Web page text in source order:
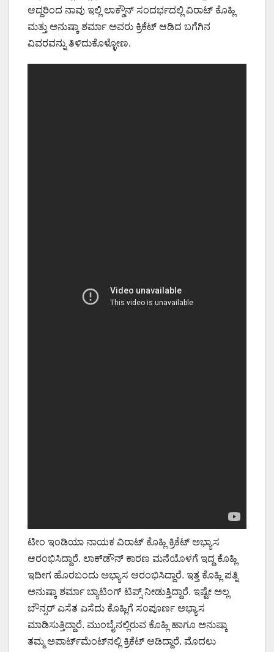
ಆದ್ದರಿಂದ ನಾವು ಇಲ್ಲಿ ಲಾಕ್ಡೌನ್ ಸಂದರ್ಭದಲ್ಲಿ ವಿರಾಟ್ ಕೊಹ್ಲಿ
ಮತ್ತು ಅನುಷ್ಕಾ ಶರ್ಮಾ ಅವರು ಕ್ರಿಕೆಟ್ ಆಡಿದ ಬಗೆಗಿನ
ವಿವರವನ್ನು ತಿಳಿದುಕೊಳ್ಳೋಣ.
ಟೀಂ ಇಂಡಿಯಾ ನಾಯಕ ವಿರಾಟ್ ಕೊಹ್ಲಿ ಕ್ರಿಕೆಟ್ ಅಭ್ಯಾಸ
ಆರಂಭಿಸಿದ್ದಾರೆ. ಲಾಕ್‌ಡೌನ್ ಕಾರಣ ಮನೆಯೊಳಗೆ ಇದ್ದ ಕೊಹ್ಲಿ
ಇದೀಗ ಹೊರಬಂದು ಅಭ್ಯಾಸ ಆರಂಭಿಸಿದ್ದಾರೆ. ಇತ್ತ ಕೊಹ್ಲಿ ಪತ್ನಿ
ಅನುಷ್ಕಾ ಶರ್ಮಾ ಬ್ಯಾಟಿಂಗ್ ಟಿಪ್ಸ್ ನೀಡುತ್ತಿದ್ದಾರೆ. ಇಷ್ಟೇ ಅಲ್ಲ
ಬೌನ್ಸರ್ ಎಸೆತ ಎಸೆದು ಕೊಹ್ಲಿಗೆ ಸಂಪೂರ್ಣ ಅಭ್ಯಾಸ
ಮಾಡಿಸುತ್ತಿದ್ದಾರೆ. ಮುಂಬೈನಲ್ಲಿರುವ ಕೊಹ್ಲಿ ಹಾಗೂ ಅನುಷ್ಕಾ
ತಮ್ಮ ಅಪಾರ್ಟ್‌ಮೆಂಟ್‌ನಲ್ಲಿ ಕ್ರಿಕೆಟ್ ಆಡಿದ್ದಾರೆ. ಮೊದಲು